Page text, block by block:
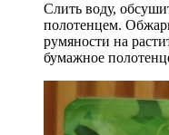
Слить воду,
полотенцем.
румяности на
бумажное